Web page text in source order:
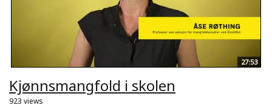
27:53
Kjønnsmangfold i skolen
923 views